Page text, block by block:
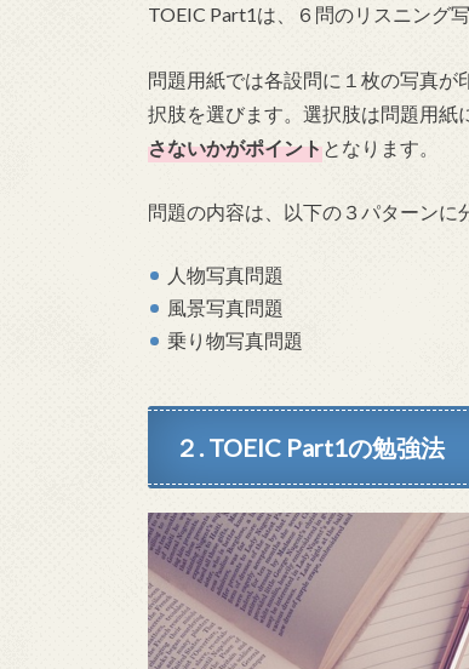
TOEIC Part1は、６問のリスニング
問題用紙では各設問に１枚の写真が
択肢を選びます。選択肢は問題用紙
さないかがポイントとなります。
問題の内容は、以下の３パターンに
人物写真問題
風景写真問題
乗り物写真問題
２. TOEIC Part1の勉強法